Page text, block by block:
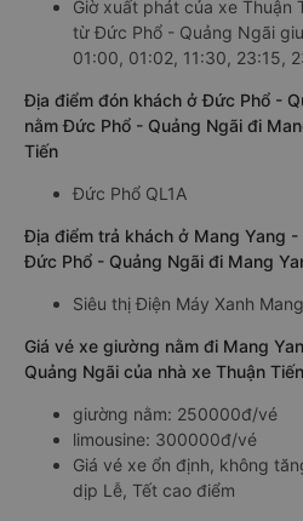
Giờ xuất phát của xe Thuận
từ Đức Phổ - Quảng Ngãi
01:00, 01:02, 11:30, 23:15,
Địa điểm đón khách ở Đức Phổ -
nằm Đức Phổ - Quảng Ngãi đi
Tiến
Đức Phổ QL1A
Địa điểm trả khách ở Mang Yang
Đức Phổ - Quảng Ngãi đi Mang
Siêu thị Điện Máy Xanh
Giá vé xe giường nằm đi Mang
Quảng Ngãi của nhà xe Thuận Tiến
giường nằm: 250000đ/vé
limousine: 300000đ/vé
Giá vé xe ổn định, không
dịp Lễ, Tết cao điểm